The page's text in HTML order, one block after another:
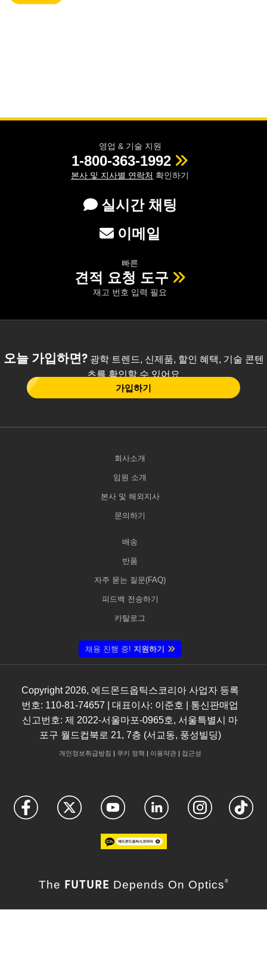
영업 & 기술 지원
1-800-363-1992
본사 및 지사별 연락처 확인하기
실시간 채팅
이메일
빠른
견적 요청 도구
재고 번호 입력 필요
오늘 가입하면?광학 트렌드, 신제품, 할인 혜택, 기술 콘텐
츠를 확인할 수 있어요
가입하기
회사소개
임원 소개
본사 및 해외지사
문의하기
배송
반품
자주 묻는 질문(FAQ)
피드백 전송하기
카탈로그
채용 진행 중! 지원하기
Copyright 2026, 에드몬드옵틱스코리아 사업자 등록
번호: 110-81-74657 | 대표이사: 이준호 | 통신판매업
신고번호: 제 2022-서울마포-0965호, 서울특별시 마
포구 월드컵북로 21, 7층 (서교동, 풍성빌딩)
개인정보취급방침 | 쿠키 정책 | 이용약관| 접근성
The FUTURE Depends On Optics ®